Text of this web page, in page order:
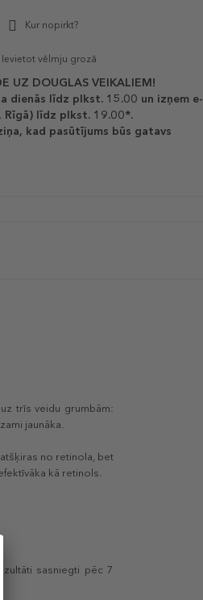
Kur nopirkt?
Ievietot vēlmju grozā
UZ DOUGLAS VEIKALIEM!
dienās līdz plkst. 15.00 un izņem e-
Rīgā) līdz plkst. 19.00*.
kad pasūtījums būs gatavs
trīs veidu grumbām:
jaunāka.
no retinola, bet
kā retinols.
sasniegti pēc 7